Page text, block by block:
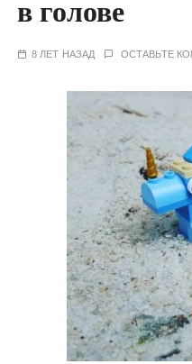
в голове
8 ЛЕТ НАЗАД ОСТАВЬТЕ